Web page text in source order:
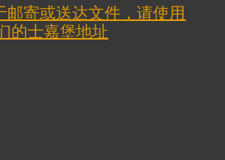
寄或送达文件，请使用
的士嘉堡地址